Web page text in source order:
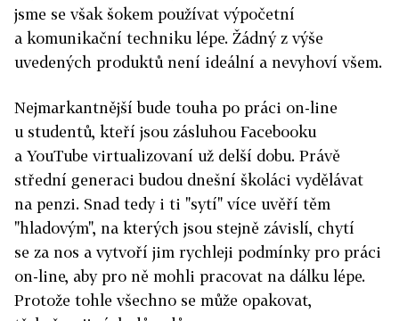
jsme se však šokem používat výpočetní
a komunikační techniku lépe. Žádný z výše
uvedených produktů není ideální a nevyhoví všem.
Nejmarkantnější bude touha po práci on-line
u studentů, kteří jsou zásluhou Facebooku
a YouTube virtualizovaní už delší dobu. Právě
střední generaci budou dnešní školáci vydělávat
na penzi. Snad tedy i ti "sytí" více uvěří těm
"hladovým", na kterých jsou stejně závislí, chytí
se za nos a vytvoří jim rychleji podmínky pro práci
on-line, aby pro ně mohli pracovat na dálku lépe.
Protože tohle všechno se může opakovat,